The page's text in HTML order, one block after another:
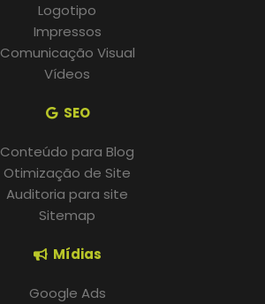
Logotipo
Impressos
Comunicação Visual
Vídeos
SEO
Conteúdo para Blog
Otimização de Site
Auditoria para site
Sitemap
Mídias
Google Ads